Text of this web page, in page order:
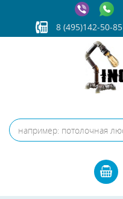
8 (495)142-50-85